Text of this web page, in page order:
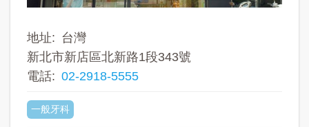
地址
台灣
新北市新店區北新路1段343號
電話
02-2918-5555
一般牙科